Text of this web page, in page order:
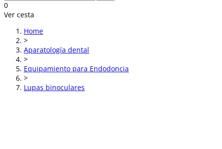
0
Ver cesta
Home
>
Aparatología dental
>
Equipamiento para Endodoncia
>
Lupas binoculares